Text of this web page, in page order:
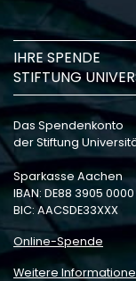
IHRE SPENDE
STIFTUNG
Das Spendenkonto
der Stiftung
Sparkasse Aachen
IBAN: DE88 3905
BIC: AACSDE33XXX
Online-Spende
Weitere